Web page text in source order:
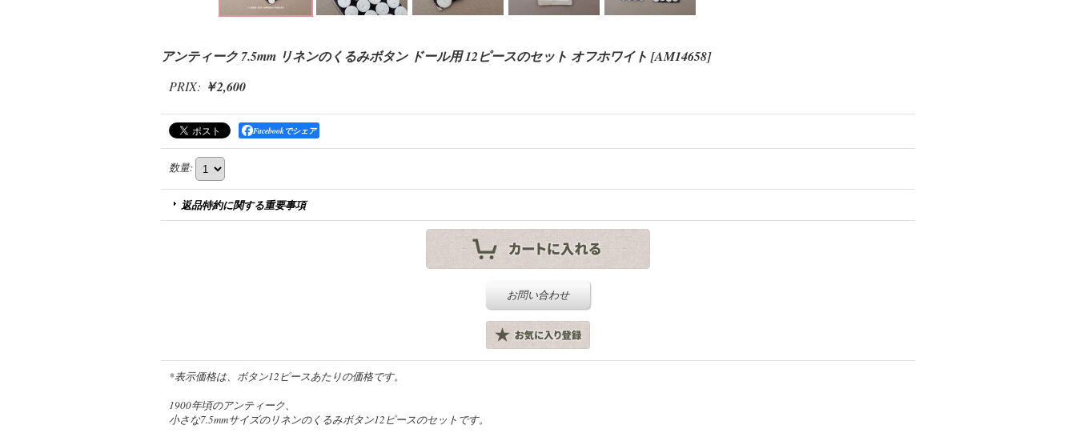
アンティーク 7.5mm リネンのくるみボタン ドール用 12ピースのセット オフホワイト [AM14658]
PRIX: ￥2,600
Facebookでシェア
数量:
返品特約に関する重要事項
お問い合わせ
*表示価格は、ボタン12ピースあたりの価格です。
1900年頃のアンティーク、
小さな7.5mmサイズのリネンのくるみボタン12ピースのセットです。